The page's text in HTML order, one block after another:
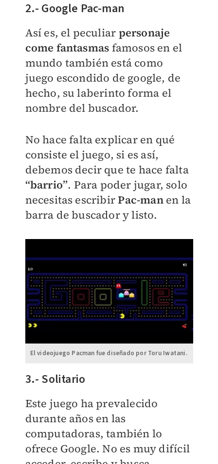
2.- Google Pac-man
Así es, el peculiar personaje
come fantasmas famosos en el
mundo también está como
juego escondido de google, de
hecho, su laberinto forma el
nombre del buscador.
No hace falta explicar en qué
consiste el juego, si es así,
debemos decir que te hace falta
“barrio”. Para poder jugar, solo
necesitas escribirPac-manen la
barra de buscador y listo.
El videojuego Pacman fue diseñado por Toru Iwatani.
3.- Solitario
Este juego ha prevalecido
durante años en las
computadoras, también lo
ofrece Google. No es muy difícil